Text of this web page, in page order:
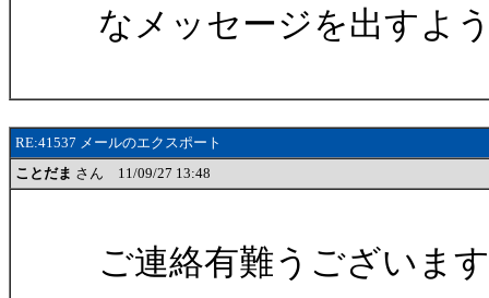
なメッセージを出すよ
RE:41537 メールのエクスポート
ことだま さん 11/09/27 13:48
ご連絡有難うございま